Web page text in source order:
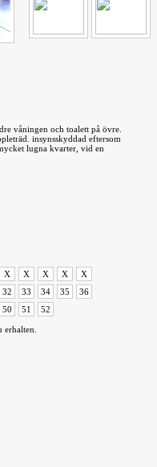
våningen och toalett på övre.
insynsskyddad eftersom
lugna kvarter, vid en
X X X X
X
32 33 34 35
36
50 51 52